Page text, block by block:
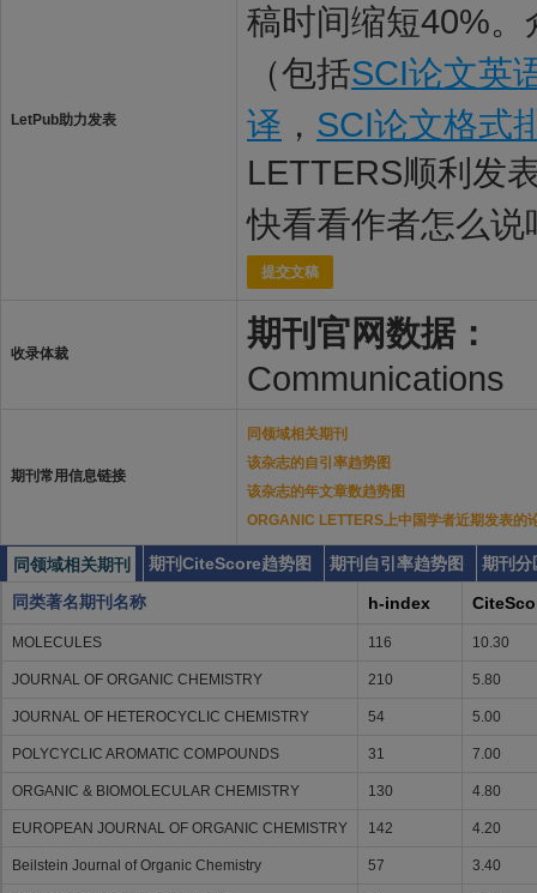
LetPub助力发表
稿时间缩短40%
（包括SCI论文英
译 ， SCI论文格式
LETTERS顺利发
快看看作者怎么说
提交文稿
收录体裁
期刊官网数据：
Communications
期刊常用信息链接
同领域相关期刊
该杂志的自引率趋势图
该杂志的年文章数趋势图
ORGANIC LETTERS上中国学者近期发表的
同领域相关期刊 期刊CiteScore趋势图 期刊自引率趋势图
期刊分
同类著名期刊名称
h-index
MOLECULES 116 10.30
JOURNAL OF ORGANIC CHEMISTRY 210 5.80
JOURNAL OF HETEROCYCLIC CHEMISTRY 54 5.00
POLYCYCLIC AROMATIC COMPOUNDS 31 7.00
ORGANIC & BIOMOLECULAR CHEMISTRY 130 4.80
EUROPEAN JOURNAL OF ORGANIC CHEMISTRY 142 4.20
Beilstein Journal of Organic Chemistry 57 3.40